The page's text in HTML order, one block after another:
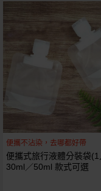
便攜不沾染，去哪都好帶
便攜式旅行液體分裝袋(1
30ml／50ml 款式可選